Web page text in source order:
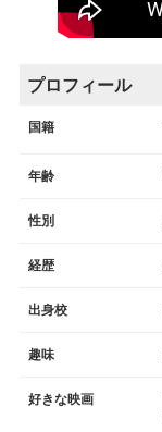
プロフィール
国籍
年齢
性別
経歴
出身校
趣味
好きな映画